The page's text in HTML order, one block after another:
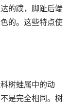
的蹼，脚趾后端
的。这些特点使
树蛙属中的动
是完全相同。树